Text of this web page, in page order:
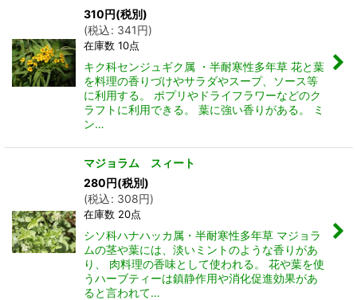
310円(税別)
(税込: 341円)
在庫数 10点
キク科センジュギク属 ・半耐寒性多年草 花と葉
を料理の香りづけやサラダやスープ、ソース等
に利用する。 ポプリやドライフラワーなどのク
ラフトに利用できる。 葉に強い香りがある。 ミ
ン…
マジョラム スィート
280円(税別)
(税込: 308円)
在庫数 20点
シソ科ハナハッカ属・半耐寒性多年草 マジョラ
ムの茎や葉には、淡いミントのような香りがあ
り、 肉料理の香味として使われる。 花や葉を使
うハーブティーは鎮静作用や消化促進効果があ
ると言われて…